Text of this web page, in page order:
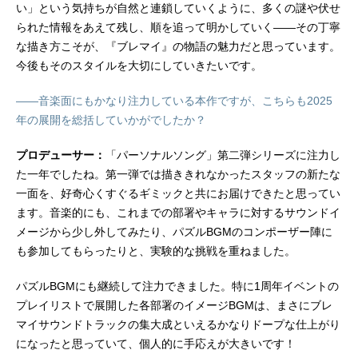
い」という気持ちが自然と連鎖していくように、多くの謎や伏せ
られた情報をあえて残し、順を追って明かしていく――その丁寧
な描き方こそが、『ブレマイ』の物語の魅力だと思っています。
今後もそのスタイルを大切にしていきたいです。
――音楽面にもかなり注力している本作ですが、こちらも2025
年の展開を総括していかがでしたか？
プロデューサー：
「パーソナルソング」第二弾シリーズに注力し
た一年でしたね。第一弾では描ききれなかったスタッフの新たな
一面を、好奇心くすぐるギミックと共にお届けできたと思ってい
ます。音楽的にも、これまでの部署やキャラに対するサウンドイ
メージから少し外してみたり、パズルBGMのコンポーザー陣に
も参加してもらったりと、実験的な挑戦を重ねました。
パズルBGMにも継続して注力できました。特に1周年イベントの
プレイリストで展開した各部署のイメージBGMは、まさにブレ
マイサウンドトラックの集大成といえるかなりドープな仕上がり
になったと思っていて、個人的に手応えが大きいです！